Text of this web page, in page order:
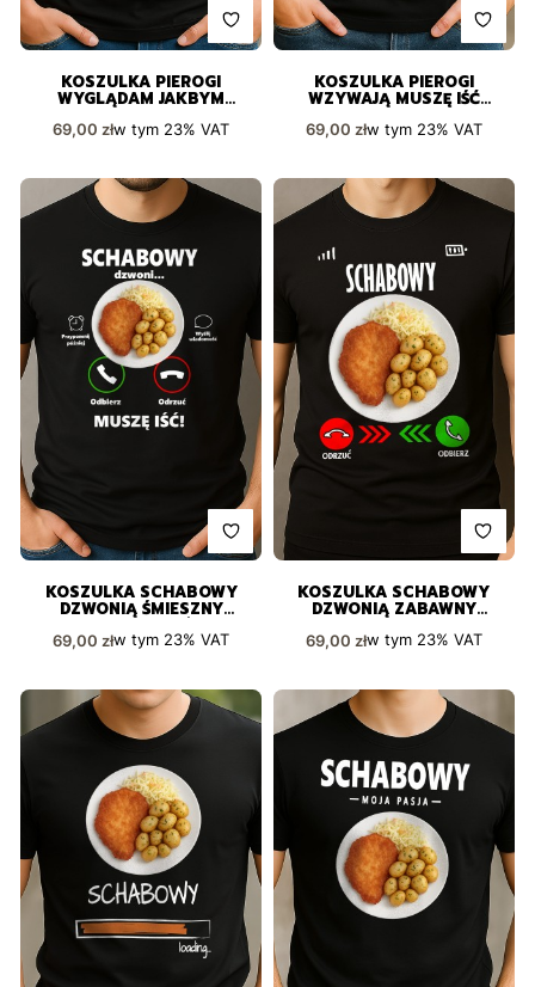
KOSZULKA PIEROGI
WYGLĄDAM JAKBYM
SŁUCHAŁ
Cena brutto
69,00 złw tym 23%VAT
KOSZULKA PIEROGI
WZYWAJĄ MUSZĘ IŚĆ
ZABAWNY PREZENT
Cena brutto
69,00 złw tym 23% VAT
KOSZULKA SCHABOWY
DZWONIĄ ŚMIESZNY
Cena brutto
69,00 złw tym 23%VAT
KOSZULKA SCHABOWY
DZWONIĄ ZABAWNY
Cena brutto
69,00 złw tym 23% VAT